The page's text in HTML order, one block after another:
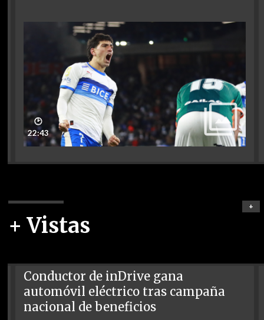
🕑
22:43
+ Vistas
+
Conductor de inDrive gana
automóvil eléctrico tras campaña
nacional de beneficios